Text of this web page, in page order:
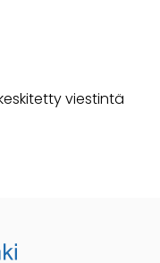
viestintä